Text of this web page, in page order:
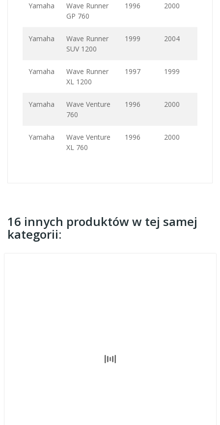
Yamaha
Wave Runner
GP 760
1996 2000
Yamaha
Wave Runner
SUV 1200
1999 2004
Yamaha
Wave Runner
XL 1200
1997 1999
Yamaha
Wave Venture
760
1996 2000
Yamaha
Wave Venture
XL 760
1996 2000
16 innych produktów w tej samej
kategorii: